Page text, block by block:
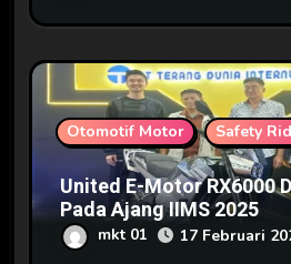
Otomotif Motor Safety
United E-Motor RX6000
Pada Ajang IIMS 2025
mkt 01 17 Februari